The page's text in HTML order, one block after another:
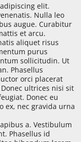
elit.
Nulla leo
augue. Curabitur
et arcu.
aliquet risus
purus
sollicitudin. Ut
Phasellus
orci placerat
ultrices nisi sit
Donec eu
ex, nec gravida urna
a. Vestibulum
Phasellus id